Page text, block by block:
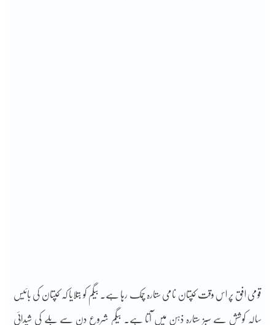
قومی افق پر اس وقت کپتان نامی ستارہ چمک رہا ہے۔ بیگم کو بتلایا کہ کپتان کی بائیس
سالہ کوشش سے سبز ستارہ ذہن میں آتا ہے۔ بیگم شروع دن سے بلے کی شیدائی